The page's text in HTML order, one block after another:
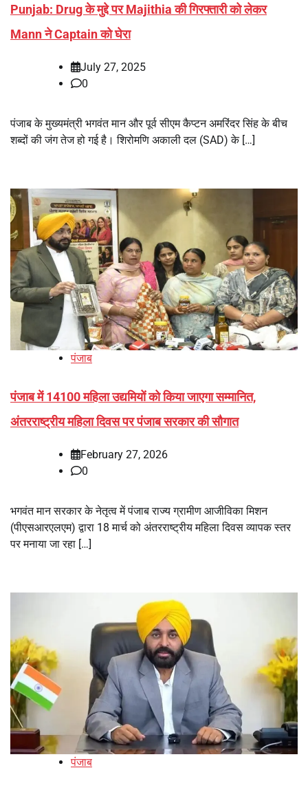
Punjab: Drug के मुद्दे पर Majithia की गिरफ्तारी को लेकर
Mann ने Captain को घेरा
July 27, 2025
0
पंजाब के मुख्यमंत्री भगवंत मान और पूर्व सीएम कैप्टन अमरिंदर सिंह के बीच
शब्दों की जंग तेज हो गई है। शिरोमणि अकाली दल (SAD) के […]
पंजाब
पंजाब में 14100 महिला उद्यमियों को किया जाएगा सम्मानित,
अंतरराष्ट्रीय महिला दिवस पर पंजाब सरकार की सौगात
February 27, 2026
0
भगवंत मान सरकार के नेतृत्व में पंजाब राज्य ग्रामीण आजीविका मिशन
(पीएसआरएलएम) द्वारा 18 मार्च को अंतरराष्ट्रीय महिला दिवस व्यापक स्तर
पर मनाया जा रहा […]
पंजाब